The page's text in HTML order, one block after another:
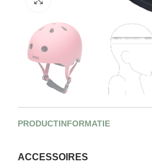
PRODUCTINFORMATIE
ACCESSOIRES